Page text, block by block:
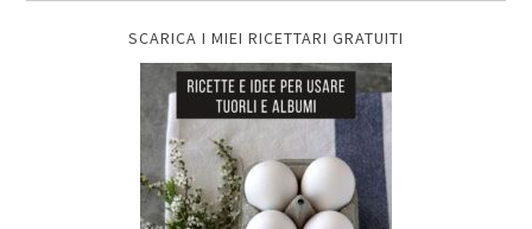
SCARICA I MIEI RICETTARI GRATUITI